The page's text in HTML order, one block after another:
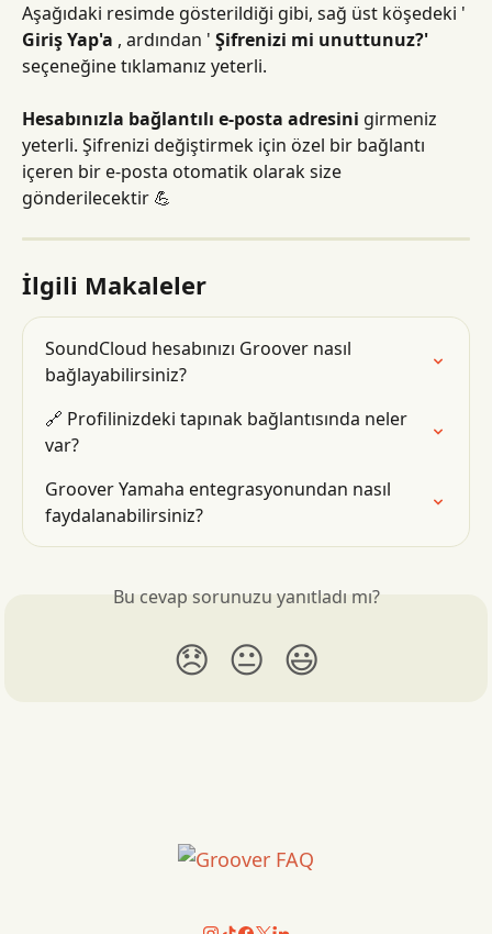
Aşağıdaki resimde gösterildiği gibi, sağ üst köşedeki '
Giriş Yap'a , ardından ' Şifrenizi mi unuttunuz?'
seçeneğine tıklamanız yeterli.
Hesabınızla bağlantılı e-posta adresini girmeniz
yeterli. Şifrenizi değiştirmek için özel bir bağlantı
içeren bir e-posta otomatik olarak size
gönderilecektir 💪
İlgili Makaleler
SoundCloud hesabınızı Groover nasıl
bağlayabilirsiniz?
🔗 Profilinizdeki tapınak bağlantısında neler
var?
Groover Yamaha entegrasyonundan nasıl
faydalanabilirsiniz?
Bu cevap sorunuzu yanıtladı mı?
😞 😐 😃